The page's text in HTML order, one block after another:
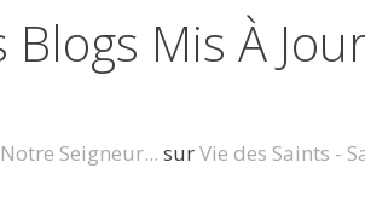
Mis À
Seigneur... surVie des Saints -